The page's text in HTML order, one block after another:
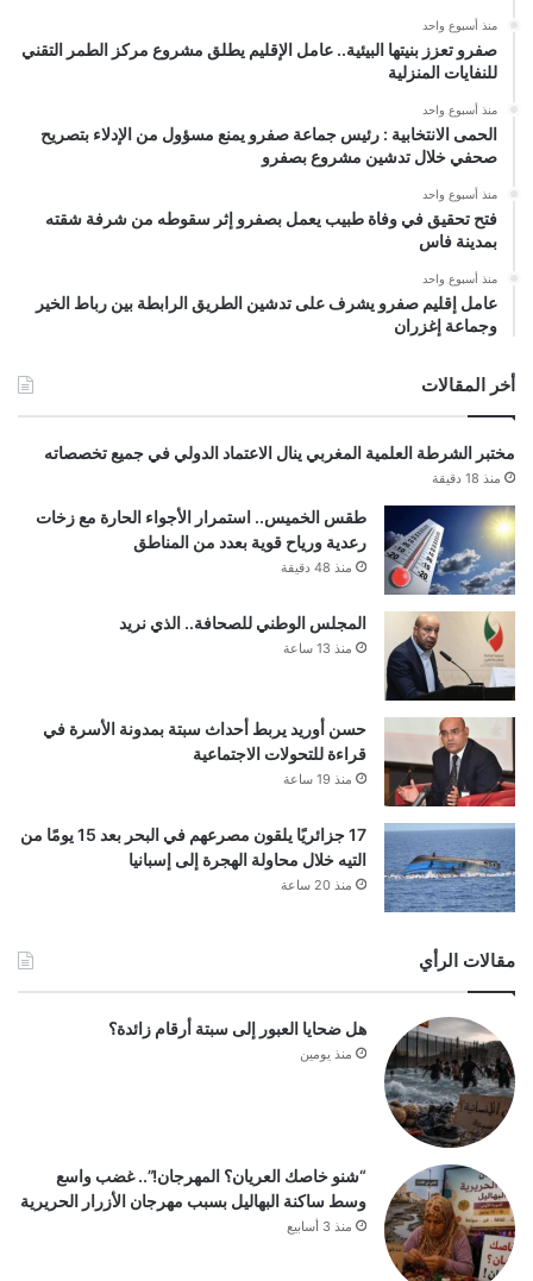
منذ أسبوع واحد
صفرو تعزز بنيتها البيئية.. عامل الإقليم يطلق مشروع مركز الطمر التقني
للنفايات المنزلية
منذ أسبوع واحد
الحمى الانتخابية : رئيس جماعة صفرو يمنع مسؤول من الإدلاء بتصريح
صحفي خلال تدشين مشروع بصفرو
منذ أسبوع واحد
فتح تحقيق في وفاة طبيب يعمل بصفرو إثر سقوطه من شرفة شقته
بمدينة فاس
منذ أسبوع واحد
عامل إقليم صفرو يشرف على تدشين الطريق الرابطة بين رباط الخير
وجماعة إغزران
أخر المقالات
مختبر الشرطة العلمية المغربي ينال الاعتماد الدولي في جميع تخصصاته
منذ 18 دقيقة
طقس الخميس.. استمرار الأجواء الحارة مع زخات
رعدية ورياح قوية بعدد من المناطق
منذ 48 دقيقة
المجلس الوطني للصحافة.. الذي نريد
منذ 13 ساعة
حسن أوريد يربط أحداث سبتة بمدونة الأسرة في
قراءة للتحولات الاجتماعية
منذ 19 ساعة
17 جزائريًا يلقون مصرعهم في البحر بعد 15 يومًا من
التيه خلال محاولة الهجرة إلى إسبانيا
منذ 20 ساعة
مقالات الرأي
هل ضحايا العبور إلى سبتة أرقام زائدة؟
منذ يومين
“شنو خاصك العريان؟ المهرجان!”.. غضب واسع
وسط ساكنة البهاليل بسبب مهرجان الأزرار الحريرية
منذ 3 أسابيع